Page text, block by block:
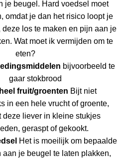
je beugel. Hard voedsel moet
omdat je dan het risico loopt je
deze los te maken en pijn aan je
Wat moet ik vermijden om te
eten?
bijvoorbeeld te
gaar stokbrood
fruit/groenten Bijt niet
in een hele vrucht of groente,
deze liever in kleine stukjes
geraspt of gekookt.
Het is moeilijk om bepaalde
aan je beugel te laten plakken,